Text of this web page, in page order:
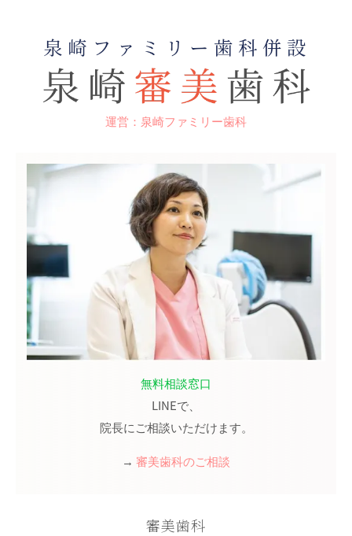
運営：泉崎ファミリー歯科
無料相談窓口
LINEで、
院長にご相談いただけます。
→ 審美歯科のご相談
審美歯科